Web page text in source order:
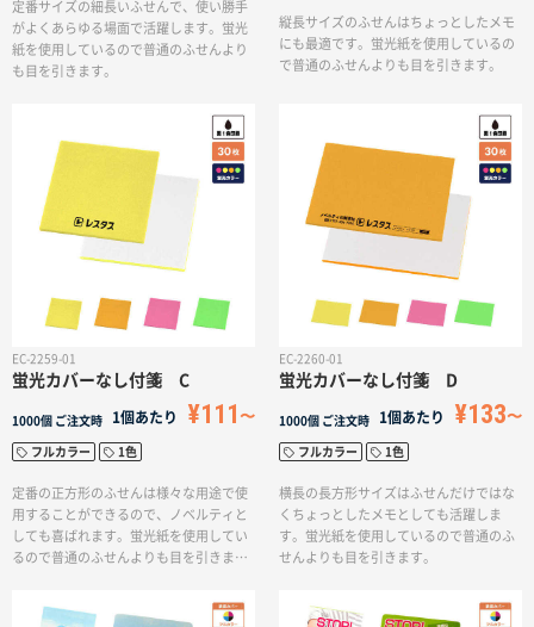
定番サイズの細長いふせんで、使い勝手
がよくあらゆる場面で活躍します。蛍光
紙を使用しているので普通のふせんより
も目を引きます。
縦長サイズのふせんはちょっとしたメモ
にも最適です。蛍光紙を使用しているの
で普通のふせんよりも目を引きます。
EC-2259-01
蛍光カバーなし付箋 C
1000個 ご注文時 1個あたり ¥111
フルカラー 1色
定番の正方形のふせんは様々な用途で使
用することができるので、ノベルティと
しても喜ばれます。蛍光紙を使用してい
るので普通のふせんよりも目を引きま
EC-2260-01
蛍光カバーなし付箋 D
1000個 ご注文時 1個あたり ¥133
フルカラー 1色
横長の長方形サイズはふせんだけではな
くちょっとしたメモとしても活躍しま
す。蛍光紙を使用しているので普通のふ
せんよりも目を引きます。